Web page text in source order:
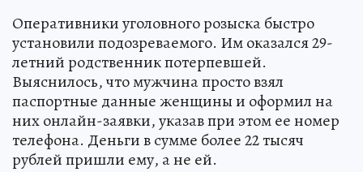
Оперативники уголовного розыска быстро
установили подозреваемого. Им оказался 29-
летний родственник потерпевшей.
Выяснилось, что мужчина просто взял
паспортные данные женщины и оформил на
них онлайн-заявки, указав при этом ее номер
телефона. Деньги в сумме более 22 тысяч
рублей пришли ему, а не ей.